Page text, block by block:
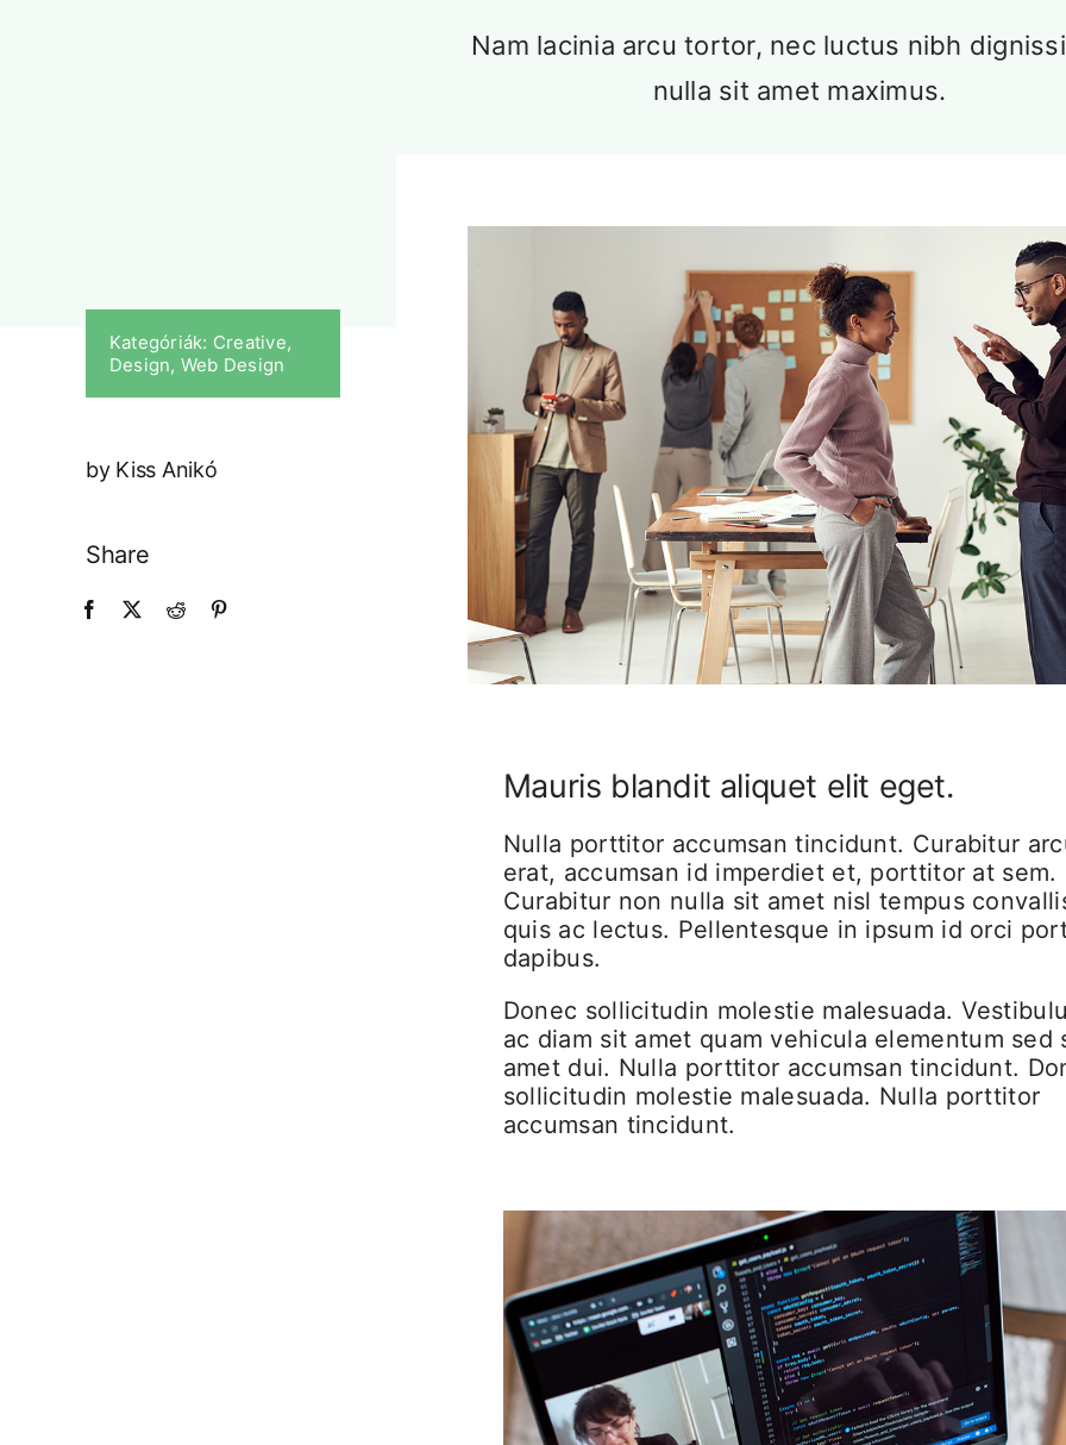
Nam lacinia arcu tortor, nec luctus nibh
nulla sit amet maximus.
Kategóriák: Creative,
Design, Web Design
by Kiss Anikó
Share
Mauris blandit aliquet elit eget.
Nulla porttitor accumsan tincidunt. Curabitur
erat, accumsan id imperdiet et, porttitor at sem.
Curabitur non nulla sit amet nisl tempus
quis ac lectus. Pellentesque in ipsum id orci
dapibus.
Donec sollicitudin molestie malesuada.
ac diam sit amet quam vehicula elementum sed
amet dui. Nulla porttitor accumsan tincidunt.
sollicitudin molestie malesuada. Nulla porttitor
accumsan tincidunt.